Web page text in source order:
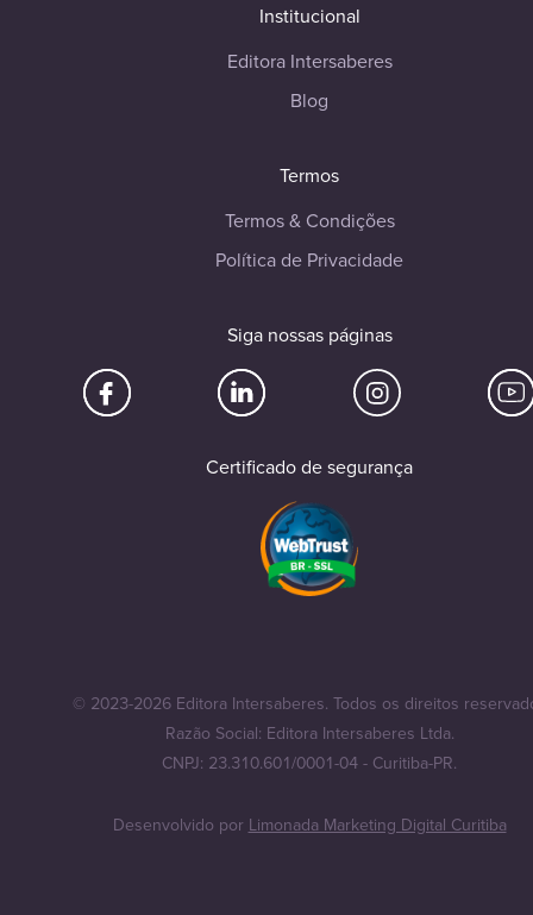
Institucional
Editora Intersaberes
Blog
Termos
Termos & Condições
Política de Privacidade
Siga nossas páginas
Certificado de segurança
© 2023-2026 Editora Intersaberes. Todos os direitos
Razão Social: Editora Intersaberes Ltda.
CNPJ: 23.310.601/0001-04 - Curitiba-PR.
Desenvolvido por Limonada Marketing Digital Curitiba